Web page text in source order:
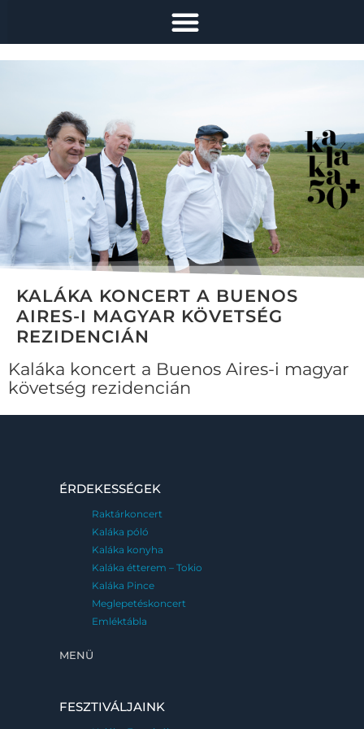
KALÁKA KONCERT A BUENOS
AIRES-I MAGYAR KÖVETSÉG
REZIDENCIÁN
Kaláka koncert a Buenos Aires-i magyar
követség rezidencián
ÉRDEKESSÉGEK
Raktárkoncert
Kaláka póló
Kaláka konyha
Kaláka étterem – Tokio
Kaláka Pince
Meglepetéskoncert
Emléktábla
MENÜ
FESZTIVÁLJAINK